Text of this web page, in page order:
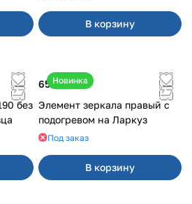
В корзину
без
Новинка
650 ₽
Элемент зеркала правый с
подогревом на Ларкуз
Под заказ
В корзину